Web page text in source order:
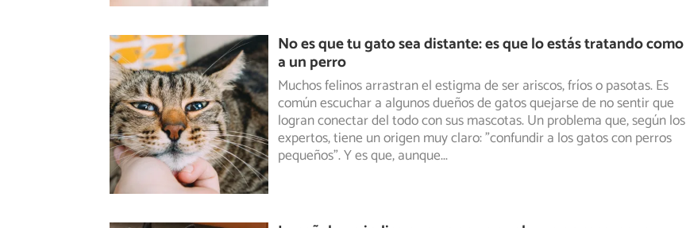
No es que tu gato sea distante: es que lo estás tratando como
a un perro
Muchos felinos arrastran el estigma de ser ariscos, fríos o pasotas. Es
común escuchar a algunos dueños de gatos quejarse de no sentir que
logranconectar del todo con sus mascotas. Un problema que, según los
expertos, tiene un origen muy claro: "confundir a los gatos con perros
pequeños". Y es que, aunque...